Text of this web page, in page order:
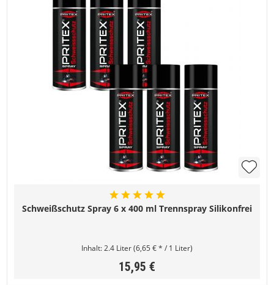
Schweißschutz Spray 6 x 400 ml Trennspray Silikonfrei
Inhalt:2.4 Liter(6,65 € * / 1 Liter)
15,95 €